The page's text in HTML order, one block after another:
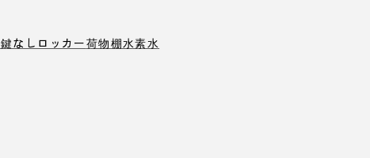
鍵なしロッカー荷物棚水素水